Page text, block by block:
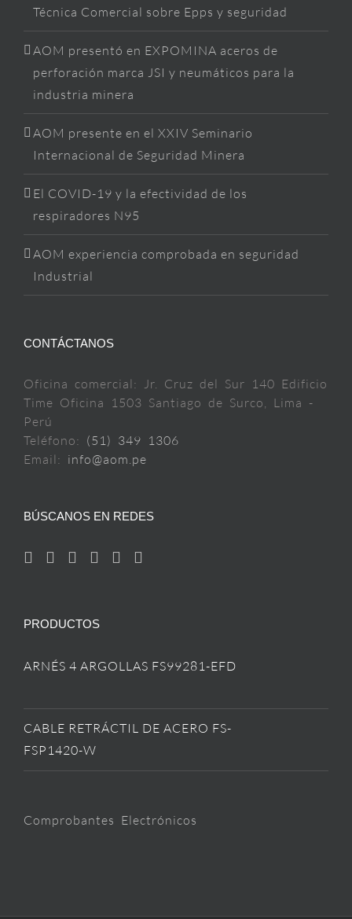
Técnica Comercial sobre Epps y seguridad
AOM presentó en EXPOMINA aceros de
perforación marca JSI y neumáticos para la
industria minera
AOM presente en el XXIV Seminario
Internacional de Seguridad Minera
El COVID-19 y la efectividad de los
respiradores N95
AOM experiencia comprobada en seguridad
Industrial
CONTÁCTANOS
Oficina comercial: Jr. Cruz del Sur 140 Edificio
Time Oficina 1503 Santiago de Surco, Lima -
Perú
Teléfono: (51) 349 1306
Email: info@aom.pe
BÚSCANOS EN REDES
PRODUCTOS
ARNÉS 4 ARGOLLAS FS99281-EFD
CABLE RETRÁCTIL DE ACERO FS-
FSP1420-W
Comprobantes Electrónicos